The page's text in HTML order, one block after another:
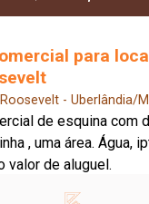
para
- Uberlândia/
de esquina com
Água, iptu e taxa de
valor de aluguel.